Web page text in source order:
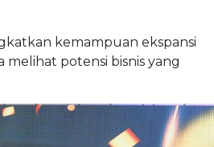
kemampuan ekspansi
potensi bisnis yang